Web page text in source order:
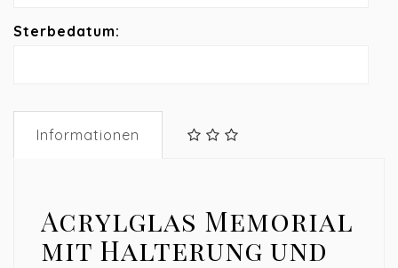
Sterbedatum:
Informationen
Acrylglas Memorial
mit Halterung und